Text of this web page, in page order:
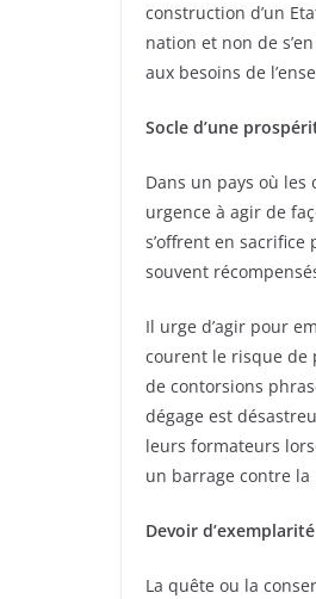
construction d’un
nation et non de
aux besoins de
Socle d’une
Dans un pays où
urgence à agir de
s’offrent en
souvent
Il urge d’agir pour
courent le risque de
de contorsions
dégage est
leurs formateurs
un barrage contre la
Devoir d’exemplarité
La quête ou la